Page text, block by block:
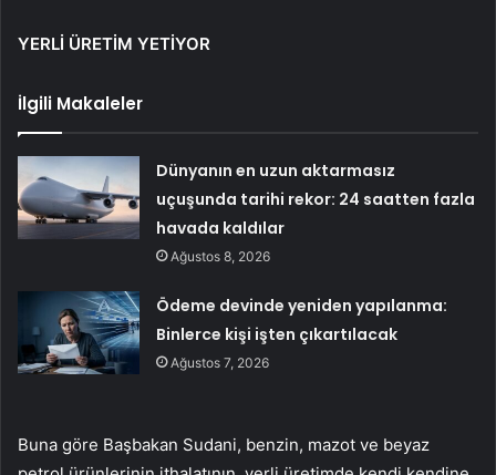
YERLİ ÜRETİM YETİYOR
İlgili Makaleler
Dünyanın en uzun aktarmasız
uçuşunda tarihi rekor: 24 saatten fazla
havada kaldılar
Ağustos 8, 2026
Ödeme devinde yeniden yapılanma:
Binlerce kişi işten çıkartılacak
Ağustos 7, 2026
Buna göre Başbakan Sudani, benzin, mazot ve beyaz